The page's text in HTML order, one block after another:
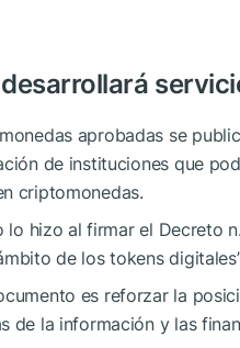
aprobadas se
de instituciones que
criptomonedas.
lo hizo al firmar el Decreto
de los tokens
es reforzar la
de la información y las